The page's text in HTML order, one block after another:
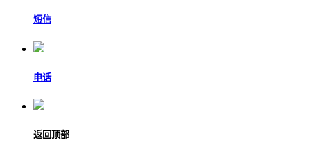
短信
电话
返回顶部